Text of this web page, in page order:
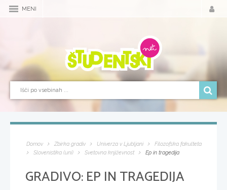
MENI
Domov Zbirka gradiv Univerza v Ljubljani
Filozofska fakulteta
Slovenistika (uni)
Svetovna književnost Ep in tragedija
GRADIVO:EP IN TRAGEDIJA